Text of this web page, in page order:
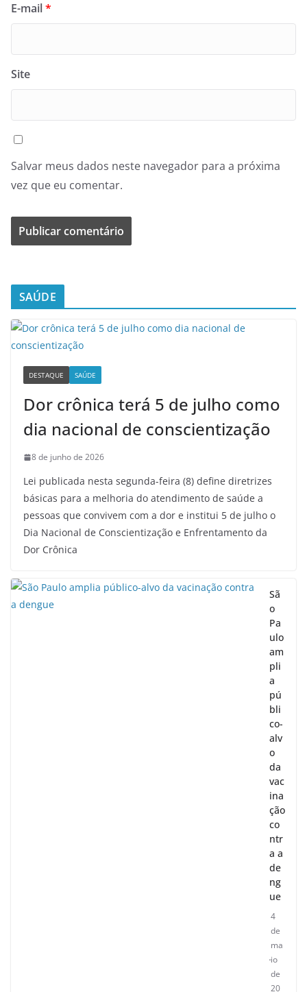
E-mail*
Site
Salvar meus dados neste navegador para a próxima
vez que eu comentar.
SAÚDE
DESTAQUE SAÚDE
Dor crônica terá 5 de julho como
dia nacional de conscientização
8 de junho de 2026
Lei publicada nesta segunda-feira (8) define diretrizes
básicas para a melhoria do atendimento de saúde a
pessoas que convivem com a dor e institui 5 de julho o
Dia Nacional de Conscientização e Enfrentamento da
Dor Crônica
Sã
o
Pa
ulo
am
pli
a
pú
bli
co-
alv
o
da
vac
ina
ção
co
ntr
a a
de
ng
ue
4
de
ma
io
de
20